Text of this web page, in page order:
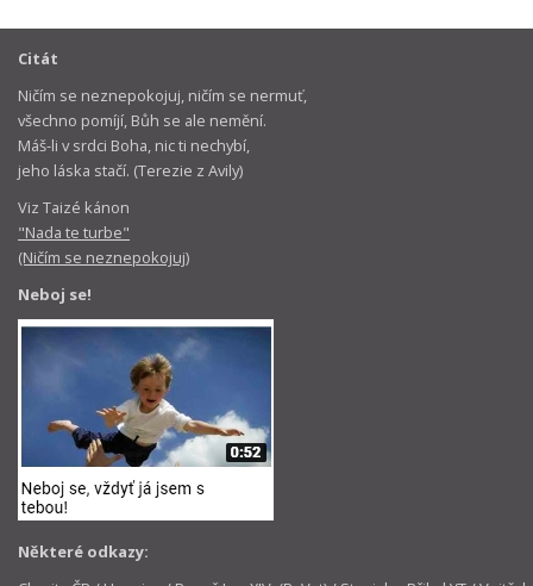
Citát
Ničím se neznepokojuj, ničím se nermuť,
všechno pomíjí, Bůh se ale nemění.
Máš-li v srdci Boha, nic ti nechybí,
jeho láska stačí. (Terezie z Avily)
Viz Taizé kánon
"Nada te turbe"
(Ničím se neznepokojuj)
Neboj se!
Některé odkazy: